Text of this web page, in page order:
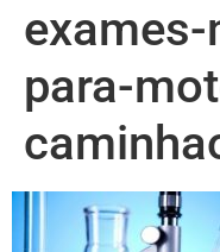
para-